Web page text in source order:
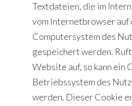
Textdateien, die im
vom Internetbrowser auf
Computersystem des
gespeichert werden.
Website auf, so kann ein
Betriebssystem des
werden. Dieser Cookie